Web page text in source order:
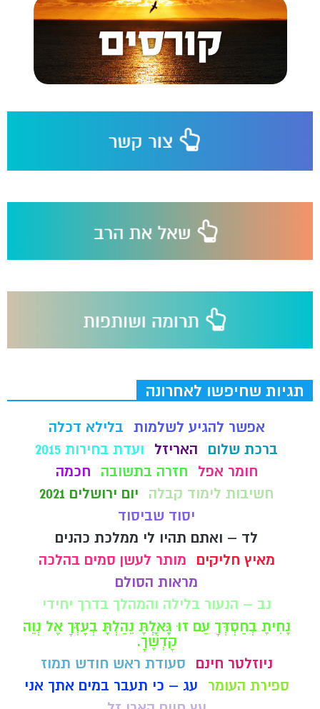
תגיות שחיפשו לאחרונה
אפשר להגיע לשלמות בלילא דכלה
ברכת שלום
האריזל
ועדת בחירות 2015
חומר אפל
חזרה בתשובה
חכמה
חשיבות לימוד קבלה
יום ירושלים 2021
יסוד שביסוד
לד – ואתם תהיו לי ממלכת כהנים
מאיץ חליקים
מותר לעשן סמים בהלכה
מראות הסולם
נב – הנעור בלילה והמהלך בדרך יחידי
נָחִיתָ בְחַסְדְּךָ עַם זוּ גָּאָלְתָּ נֵהַלְתָּ בְעָזְּךָ אֶל נְוֵה
קָדְשֶׁךָ.
ניוזלטר חינם
סעודת ראש חודש תמוז
ספירת העומר
עג – כי תעבר במים אתך אני